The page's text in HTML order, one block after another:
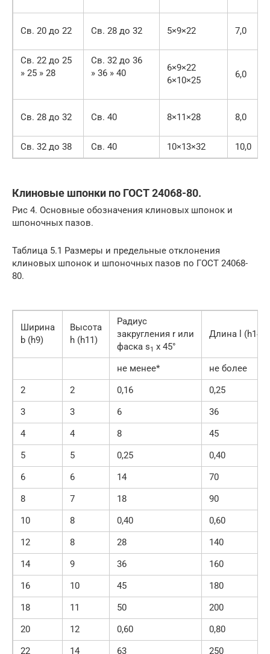
Св. 20 до 22 Св. 28 до 32 5×9×22 7,0
Св. 22 до 25
» 25 » 28
Св. 32 до 36
» 36 » 40
6×9×22
6×10×25
6,0
Св. 28 до 32 Св. 40 8×11×28 8,0
Св. 32 до 38 Св. 40 10×13×32 10,0
Клиновые шпонки по ГОСТ 24068-80.
Рис 4. Основные обозначения клиновых шпонок и
шпоночных пазов.
Таблица 5.1 Размеры и предельные отклонения
клиновых шпонок и шпоночных пазов по ГОСТ 24068-
80.
Ширина
b (h9)
Высота
h (h11)
Радиус
закругления r или
фаска s1 x 45°
Длина l (h14)
не менее*
не более
2
2 0,16
0,25
3
3 6
36
4
4 8
45
5
5 0,25
0,40
6
6 14
70
8
7 18
90
10
8 0,40
0,60
12
8 28
140
14
9 36
160
16
10 45
180
18
11 50
200
20
12 0,60
0,80
22
14 63 250